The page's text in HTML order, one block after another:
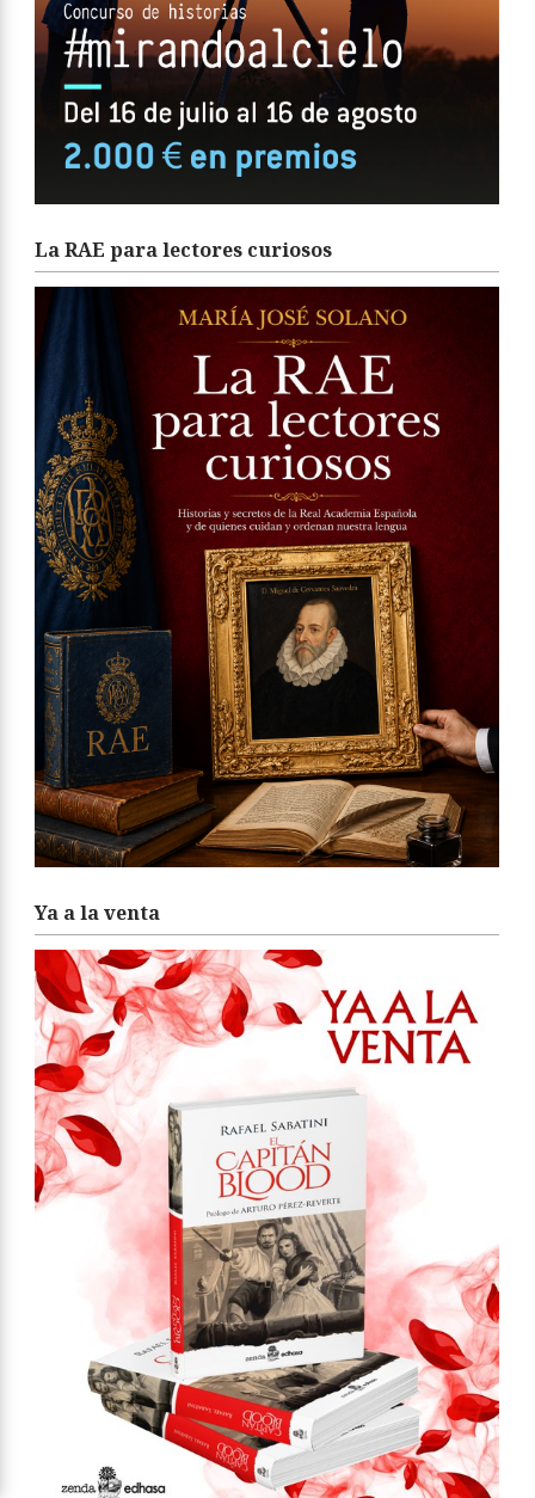
La RAE para lectores curiosos
Ya a la venta